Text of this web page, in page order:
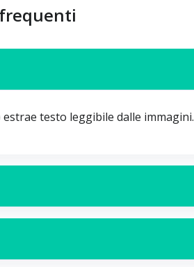
testo leggibile dalle immagini.